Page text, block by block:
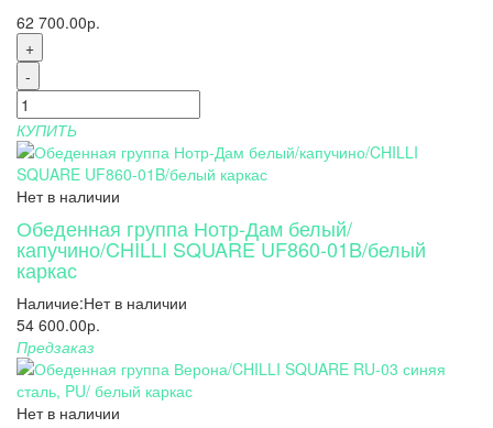
62 700.00р.
+
-
КУПИТЬ
Нет в наличии
Обеденная группа Нотр-Дам белый/
капучино/CHILLI SQUARE UF860-01B/белый
каркас
Наличие:Нет в наличии
54 600.00р.
Предзаказ
Нет в наличии